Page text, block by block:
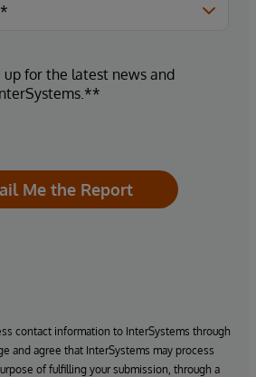
up for the latest news and
Me the Report
contact information to InterSystems through
and agree that InterSystems may process
of fulfilling your submission, through a